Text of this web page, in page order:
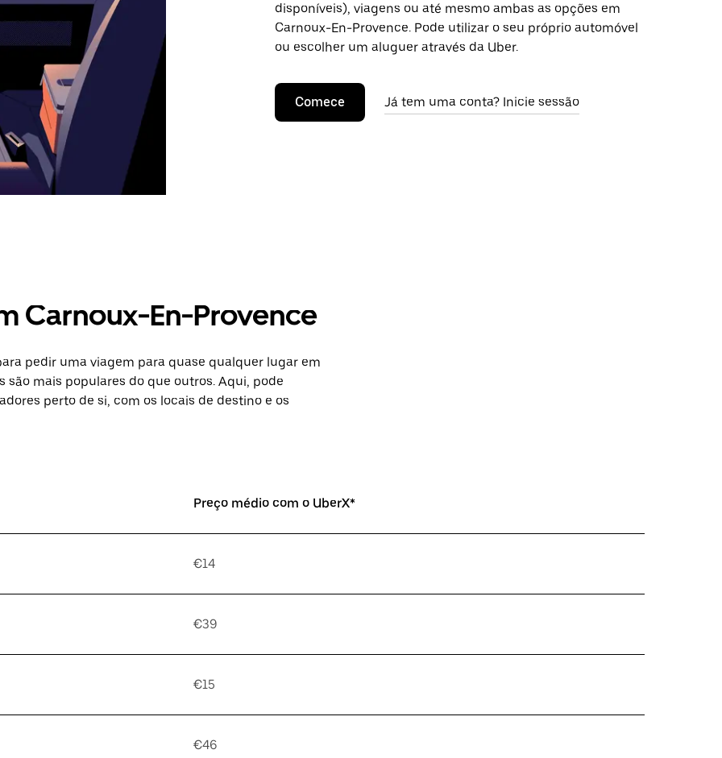
disponíveis), viagens ou até mesmo ambas as opções em
Carnoux-En-Provence. Pode utilizar o seu próprio automóvel
ou escolher um aluguer através da Uber.
Comece Já tem uma conta? Inicie sessão
Carnoux-En-Provence
pedir uma viagem para quase qualquer lugar em
mais populares do que outros. Aqui, pode
perto de si, com os locais de destino e os
Preço médio com o UberX*
€14
€39
€15
€46